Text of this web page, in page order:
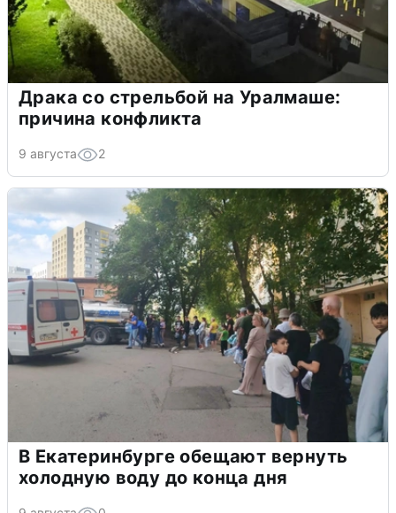
Драка со стрельбой на Уралмаше:
причина конфликта
9 августа 2
В Екатеринбурге обещают вернуть
холодную воду до конца дня